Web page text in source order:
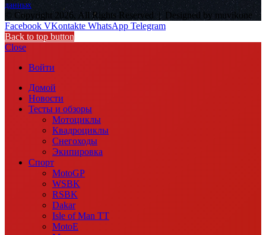
данных
© Copyright 2026, All Rights Reserved | Designed by muvikone
Facebook VKontakte WhatsApp Telegram
Back to top button
Close
Войти
Домой
Новости
Тесты и обзоры
Мотоциклы
Квадроциклы
Снегоходы
Экипировка
Спорт
MotoGP
WSBK
RSBK
Dakar
Isle of Man TT
MotoE